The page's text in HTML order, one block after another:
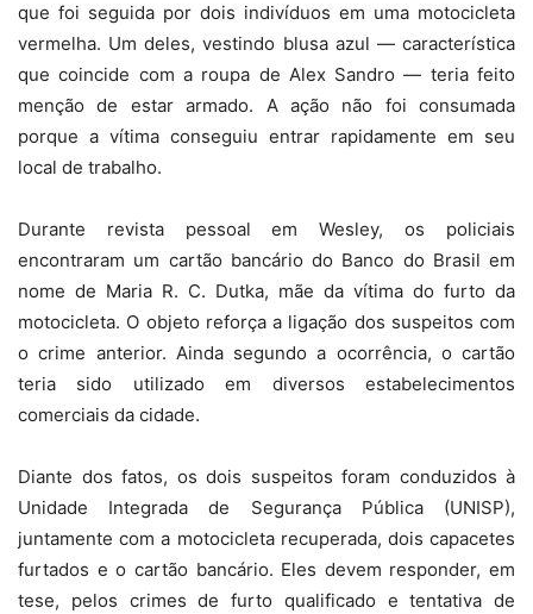
que foi seguida por dois indivíduos em uma motocicleta
vermelha. Um deles, vestindo blusa azul — característica
que coincide com a roupa de Alex Sandro — teria feito
menção de estar armado. A ação não foi consumada
porque a vítima conseguiu entrar rapidamente em seu
local de trabalho.
Durante revista pessoal em Wesley, os policiais
encontraram um cartão bancário do Banco do Brasil em
nome de Maria R. C. Dutka, mãe da vítima do furto da
motocicleta. O objeto reforça a ligação dos suspeitos com
o crime anterior. Ainda segundo a ocorrência, o cartão
teria sido utilizado em diversos estabelecimentos
comerciais da cidade.
Diante dos fatos, os dois suspeitos foram conduzidos à
Unidade Integrada de Segurança Pública (UNISP),
juntamente com a motocicleta recuperada, dois capacetes
furtados e o cartão bancário. Eles devem responder, em
tese, pelos crimes de furto qualificado e tentativa de